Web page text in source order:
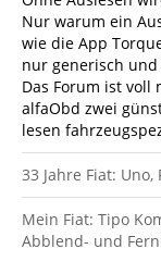
Nur warum ein
wie die App
nur generisch und
Das Forum ist voll
alfaObd zwei
lesen
33 Jahre Fiat: Uno,
Mein Fiat: Tipo
Abblend- und